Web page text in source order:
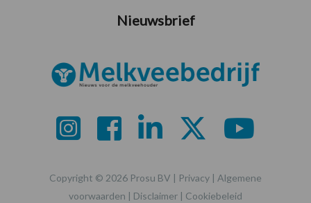
Nieuwsbrief
Copyright © 2026 Prosu BV | Privacy | Algemene
voorwaarden | Disclaimer | Cookiebeleid